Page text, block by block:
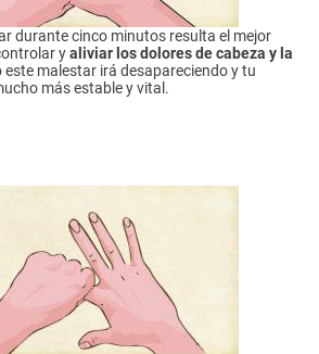
durante cinco minutos resulta el mejor
yaliviar los dolores de cabeza y la
este malestar irá desapareciendo y tu
más estable y vital.